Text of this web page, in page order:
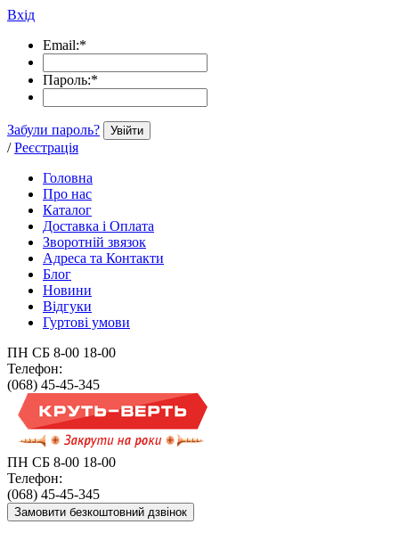
Вхід
Email:*
Пароль:*
Забули пароль? Увійти
/ Реєстрація
Головна
Про нас
Каталог
Доставка і Оплата
Зворотній звязок
Адреса та Контакти
Блог
Новини
Відгуки
Гуртові умови
ПН СБ 8-00 18-00
Телефон:
(068) 45-45-345
ПН СБ 8-00 18-00
Телефон:
(068) 45-45-345
Замовити безкоштовний дзвінок